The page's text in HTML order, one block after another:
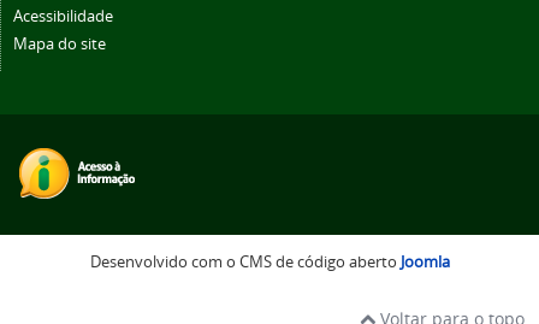
Acessibilidade
Mapa do site
Desenvolvido com o CMS de código aberto Joomla
Voltar para o topo